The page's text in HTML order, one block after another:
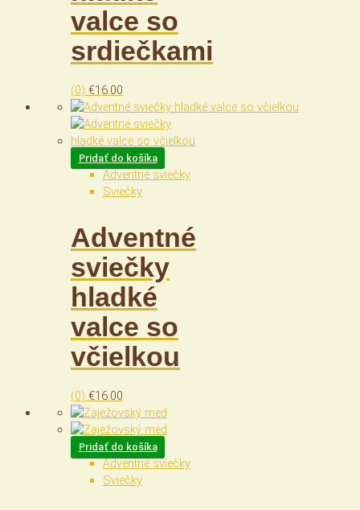
valce so
srdiečkami
(0) €16.00
Pridať do košíka
Adventné sviečky
Sviečky
Adventné
sviečky
hladké
valce so
včielkou
(0) €16.00
Pridať do košíka
Adventné sviečky
Sviečky